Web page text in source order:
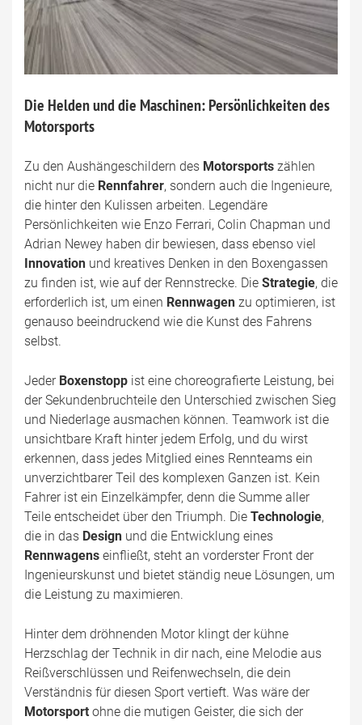
Die Helden und die Maschinen: Persönlichkeiten des
Motorsports
Zu den Aushängeschildern des Motorsports zählen
nicht nur die Rennfahrer, sondern auch die Ingenieure,
die hinter den Kulissen arbeiten. Legendäre
Persönlichkeiten wie Enzo Ferrari, Colin Chapman und
Adrian Newey haben dir bewiesen, dass ebenso viel
Innovation und kreatives Denken in den Boxengassen
zu finden ist, wie auf der Rennstrecke. Die Strategie, die
erforderlich ist, um einen Rennwagen zu optimieren, ist
genauso beeindruckend wie die Kunst des Fahrens
selbst.
Jeder Boxenstopp ist eine choreografierte Leistung, bei
der Sekundenbruchteile den Unterschied zwischen Sieg
und Niederlage ausmachen können. Teamwork ist die
unsichtbare Kraft hinter jedem Erfolg, und du wirst
erkennen, dass jedes Mitglied eines Rennteams ein
unverzichtbarer Teil des komplexen Ganzen ist. Kein
Fahrer ist ein Einzelkämpfer, denn die Summe aller
Teile entscheidet über den Triumph. Die Technologie,
die in das Design und die Entwicklung eines
Rennwagens einfließt, steht an vorderster Front der
Ingenieurskunst und bietet ständig neue Lösungen, um
die Leistung zu maximieren.
Hinter dem dröhnenden Motor klingt der kühne
Herzschlag der Technik in dir nach, eine Melodie aus
Reißverschlüssen und Reifenwechseln, die dein
Verständnis für diesen Sport vertieft. Was wäre der
Motorsport ohne die mutigen Geister, die sich der